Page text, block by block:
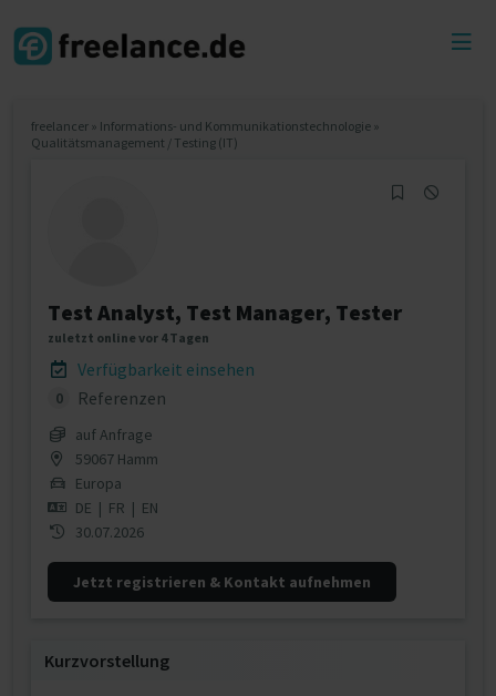
freelancer » Informations- und Kommunikationstechnologie »
Qualitätsmanagement / Testing (IT)
Test Analyst, Test Manager, Tester
zuletzt online vor 4 Tagen
Verfügbarkeit einsehen
0 Referenzen
auf Anfrage
59067 Hamm
Europa
DE | FR | EN
30.07.2026
Jetzt registrieren & Kontakt aufnehmen
Kurzvorstellung